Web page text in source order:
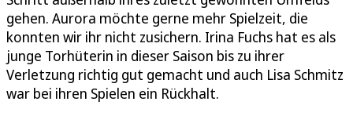
gehen. Aurora möchte gerne mehr Spielzeit, die
konnten wir ihr nicht zusichern. Irina Fuchs hat es als
junge Torhüterin in dieser Saison bis zu ihrer
Verletzung richtig gut gemacht und auch Lisa Schmitz
war bei ihren Spielen ein Rückhalt.